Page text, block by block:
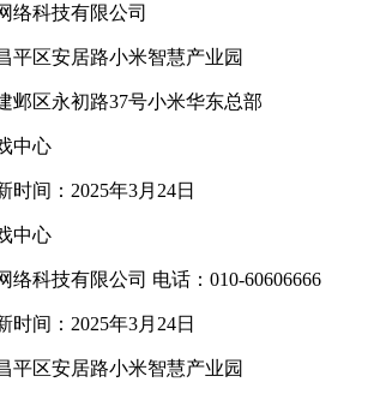
络科技有限公司
平区安居路小米智慧产业园
邺区永初路37号小米华东总部
中心
时间：2025年3月24日
中心
络科技有限公司 电话：010-60606666
时间：2025年3月24日
平区安居路小米智慧产业园